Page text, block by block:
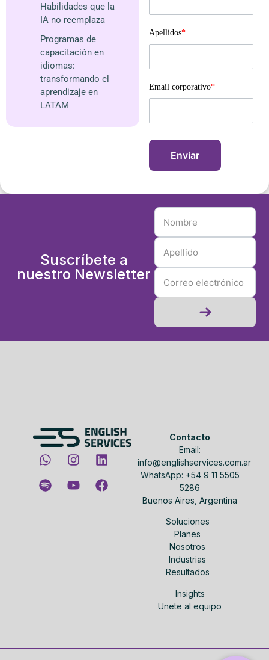
Habilidades que la
IA no reemplaza
Programas de
capacitación en
idiomas:
transformando el
aprendizaje en
LATAM
Apellidos*
Email corporativo*
Suscríbete a
nuestro Newsletter
Contacto
Email:
info@englishservices.com.ar
WhatsApp: +54 9 11 5505
5286
Buenos Aires, Argentina
Soluciones
Planes
Nosotros
Industrias
Resultados
Insights
Unete al equipo